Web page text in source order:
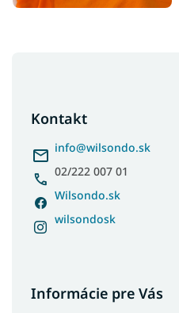
Kontakt
info@wilsondo.sk
02/222 007 01
Wilsondo.sk
wilsondosk
Informácie pre Vás